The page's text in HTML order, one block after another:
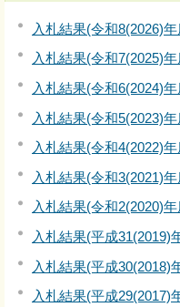
入札結果(令和8(2026)年
入札結果(令和7(2025)年
入札結果(令和6(2024)年
入札結果(令和5(2023)年
入札結果(令和4(2022)年
入札結果(令和3(2021)年
入札結果(令和2(2020)年
入札結果(平成31(2019)
入札結果(平成30(2018)
入札結果(平成29(2017)